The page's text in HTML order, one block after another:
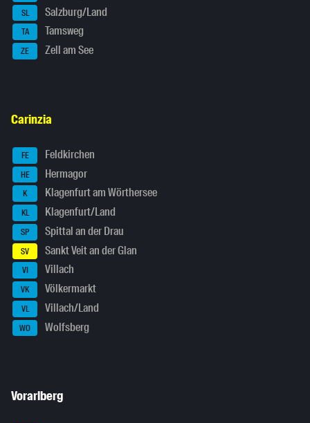
SL Salzburg/Land
TA Tamsweg
ZE Zell am See
Carinzia
FE Feldkirchen
HE Hermagor
K Klagenfurt am Wörthersee
KL Klagenfurt/Land
SP Spittal an der Drau
SV Sankt Veit an der Glan
VI Villach
VK Völkermarkt
VL Villach/Land
WO Wolfsberg
Vorarlberg